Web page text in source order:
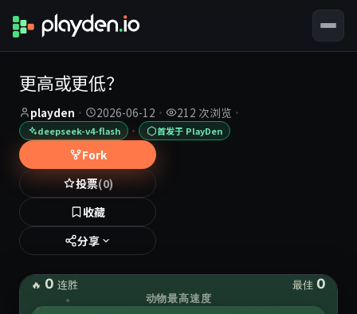
更高或更低？
playden · 2026-06-12 · 212 次浏览 ·
deepseek-v4-flash · 首发于 PlayDen
Fork
投票(0)
收藏
分享